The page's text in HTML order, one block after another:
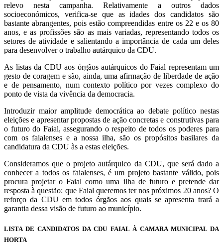
relevo nesta campanha. Relativamente a outros dados
socioeconómicos, verifica-se que as idades dos candidatos são
bastante abrangentes, pois estão compreendidas entre os 22 e os 80
anos, e as profissões são as mais variadas, representando todos os
setores de atividade e salientando a importância de cada um deles
para desenvolver o trabalho autárquico da CDU.
As listas da CDU aos órgãos autárquicos do Faial representam um
gesto de coragem e são, ainda, uma afirmação de liberdade de ação
e de pensamento, num contexto político por vezes complexo do
ponto de vista da vivência da democracia.
Introduzir maior amplitude democrática ao debate político nestas
eleições e apresentar propostas de ação concretas e construtivas para
o futuro do Faial, assegurando o respeito de todos os poderes para
com os faialenses e a nossa ilha, são os propósitos basilares da
candidatura da CDU às a estas eleições.
Consideramos que o projeto autárquico da CDU, que será dado a
conhecer a todos os faialenses, é um projeto bastante válido, pois
procura projetar o Faial como uma ilha de futuro e pretende dar
resposta à questão: que Faial queremos ter nos próximos 20 anos? O
reforço da CDU em todos órgãos aos quais se apresenta trará a
garantia dessa visão de futuro ao município.
LISTA DE CANDIDATOS DA CDU FAIAL À CAMARA MUNICIPAL DA
HORTA